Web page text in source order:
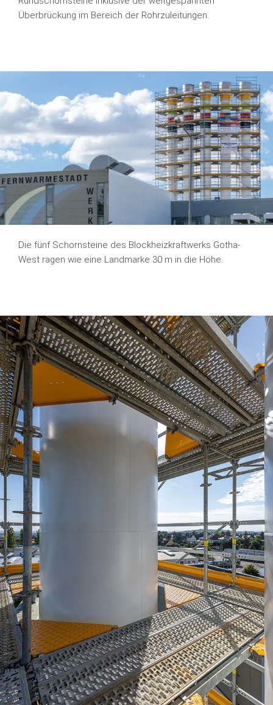
Überbrückung im Bereich der Rohrzuleitungen.
Die fünf Schornsteine des Blockheizkraftwerks Gotha-
West ragen wie eine Landmarke 30 m in die Höhe.